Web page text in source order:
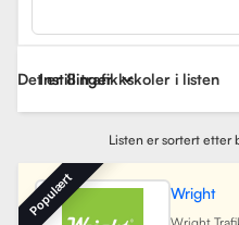
Det er 8 trafikkskoler i listen
Instillinger
Listen er sortert etter
Wright
Populært